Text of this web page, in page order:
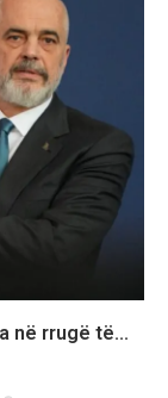
në rrugë të...